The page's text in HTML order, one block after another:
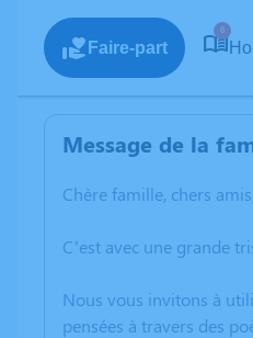
Faire-part
6
Message de la
Chère famille, chers amis,
C’est avec une grande
Nous vous invitons à
pensées à travers des